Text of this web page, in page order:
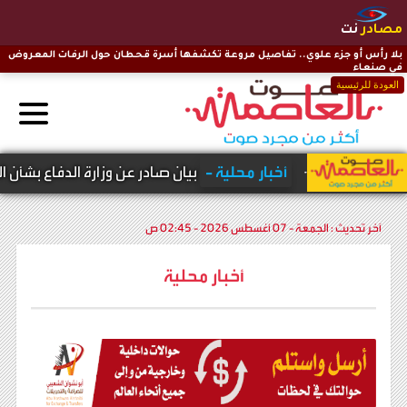
مصادرنت
العودة للرئيسية
بلا رأس أو جزء علوي.. تفاصيل مروعة تكشفها أسرة قحطان حول الرفات المعروض
في صنعاء